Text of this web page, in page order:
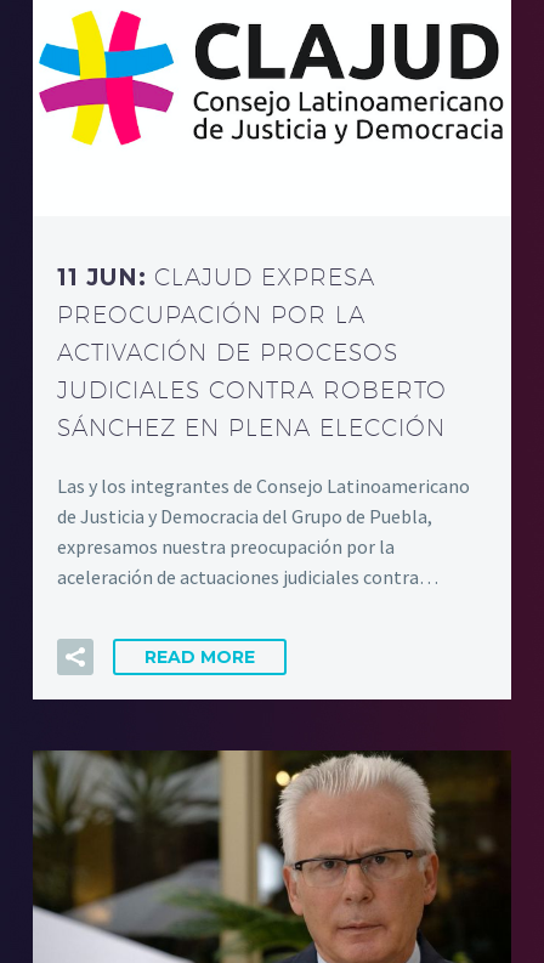
11 JUN: CLAJUD EXPRESA
PREOCUPACIÓN POR LA
ACTIVACIÓN DE PROCESOS
JUDICIALES CONTRA ROBERTO
SÁNCHEZ EN PLENA ELECCIÓN
Las y los integrantes de Consejo Latinoamericano
de Justicia y Democracia del Grupo de Puebla,
expresamos nuestra preocupación por la
aceleración de actuaciones judiciales contra…
READ MORE